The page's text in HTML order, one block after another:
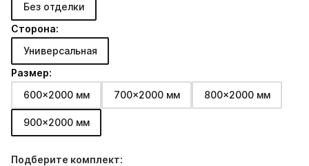
Без отделки
Сторона:
Универсальная
Размер:
600x2000 мм
700x2000 мм 800x2000 мм
900x2000 мм
Подберите комплект: